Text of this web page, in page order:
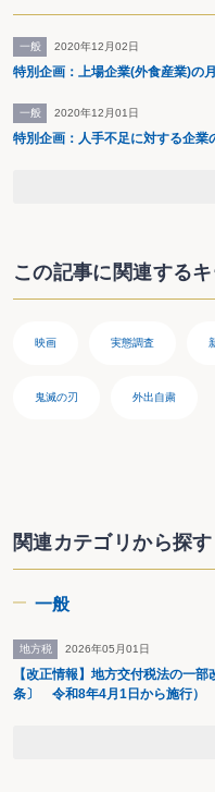
一般 2020年12月02日
特別企画：上場企業(外食産業)の
一般 2020年12月01日
特別企画：人手不足に対する企業
この記事に関連する
映画 実態調査
鬼滅の刃 外出自粛
関連カテゴリから探す
一般
地方税 2026年05月01日
【改正情報】地方交付税法の一
条〕 令和8年4月1日から施行）